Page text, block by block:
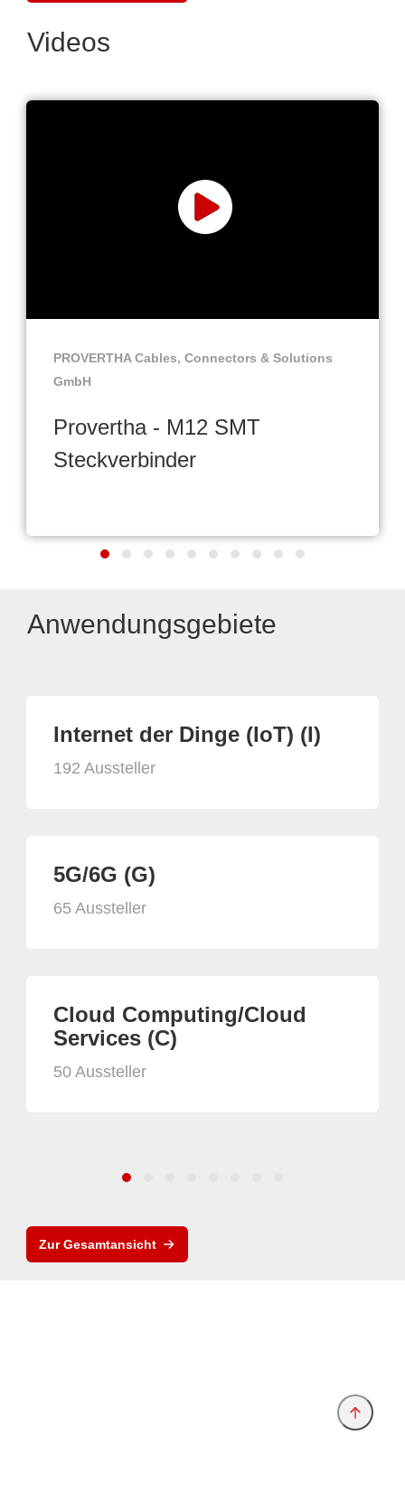
Videos
PROVERTHA Cables, Connectors & Solutions
GmbH
Provertha - M12 SMT
Steckverbinder
Anwendungsgebiete
Internet der Dinge (IoT) (I)
192 Aussteller
5G/6G (G)
65 Aussteller
Cloud Computing/Cloud
Services (C)
50 Aussteller
Zur Gesamtansicht